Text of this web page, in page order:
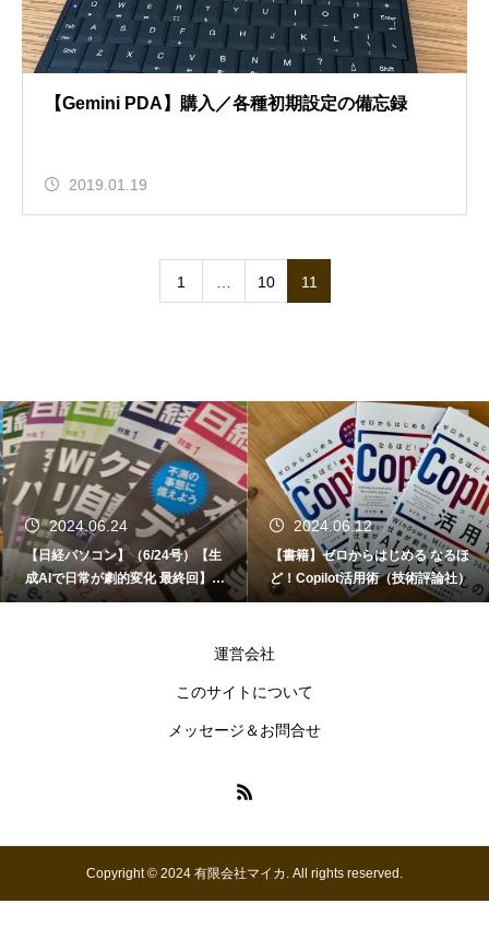
【Gemini PDA】購入／各種初期設定の備忘録
2019.01.19
1 10 11
2024.06.24
【日経パソコン】（6/24号）【生
成AIで日常が劇的変化 最終回】 A
I時代のアプリケーション／サービ
2024.06.12
【書籍】ゼロからはじめる なるほ
ど！Copilot活用術（技術評論社）
運営会社
このサイトについて
メッセージ＆お問合せ
Copyright © 2024 有限会社マイカ. All rights reserved.